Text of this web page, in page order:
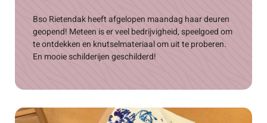
Bso Rietendak heeft afgelopen maandag haar deuren
geopend! Meteen is er veel bedrijvigheid, speelgoed om
te ontdekken en knutselmateriaal om uit te proberen.
En mooie schilderijen geschilderd!